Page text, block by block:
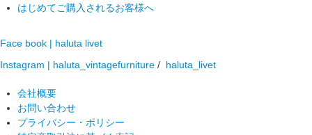
はじめてご購入されるお客様へ
Face book | haluta livet
Instagram | haluta_vintagefurniture / haluta_livet
会社概要
お問い合わせ
プライバシー・ポリシー